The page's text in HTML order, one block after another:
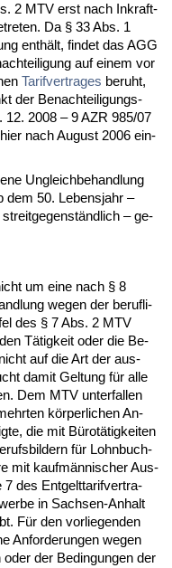
2 MTV erst nach In­kraft­
Da § 33 Abs. 1
enthält, fin­det das AGG
auf ei­nem vor
Ta­rif­ver­tra­ges be­ruht,
der Be­nach­tei­li­gungs­
2008 – 9 AZR 985/07
nach Au­gust 2006 ein­
Un­gleich­be­hand­lung
dem 50. Le­bens­jahr –
streit­ge­genständ­lich – ge­
um ei­ne nach § 8
we­gen der be­ruf­li­
des § 7 Abs. 2 MTV
Tätig­keit oder die Be­
auf die Art der aus­
da­mit Gel­tung für al­le
Dem MTV un­ter­fal­len
körper­li­chen An­
die mit Bürotätig­kei­ten
für Lohn­buch­
mit kaufmänni­scher Aus­
7 des Ent­gelt­ta­rif­ver­tra­
in Sach­sen-An­halt
Für den vor­lie­gen­den
An­for­de­run­gen we­gen
der Be­din­gun­gen der